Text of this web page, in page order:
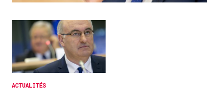
ACTUALITÉS